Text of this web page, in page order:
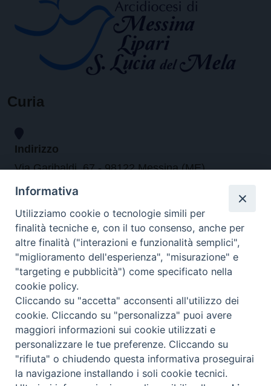
Curia
Indirizzo
Via Garibaldi, 67 - 98122 Messina (ME)
Orari
da lunedi al venerdi dalle ore 9.30 alle 12.30
Contatti
Tel. 090.6684111 - Fax. 090.6684206
arcivescovo.messina@tin.it
Canali social
Informativa
Utilizziamo cookie o tecnologie simili per
finalità tecniche e, con il tuo consenso, anche per
altre finalità ("interazioni e funzionalità semplici",
"miglioramento dell'esperienza", "misurazione" e
"targeting e pubblicità") come specificato nella
cookie policy.
Cliccando su "accetta" acconsenti all'utilizzo dei
cookie. Cliccando su "personalizza" puoi avere
maggiori informazioni sui cookie utilizzati e
personalizzare le tue preferenze. Cliccando su
"rifiuta" o chiudendo questa informativa proseguirai
la navigazione installando i soli cookie tecnici.